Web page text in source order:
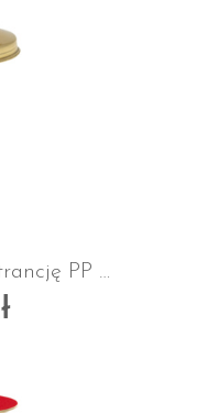
Podstawa pod monstrancję PP z suknem